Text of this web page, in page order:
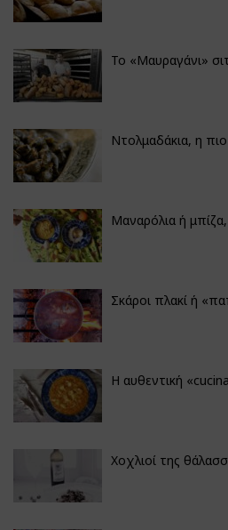
Το «Μαυραγάνι»
Ντολμαδάκια, η
Μαναρόλια ή
Σκάροι πλακί ή
Η αυθεντική
Χοχλιοί της